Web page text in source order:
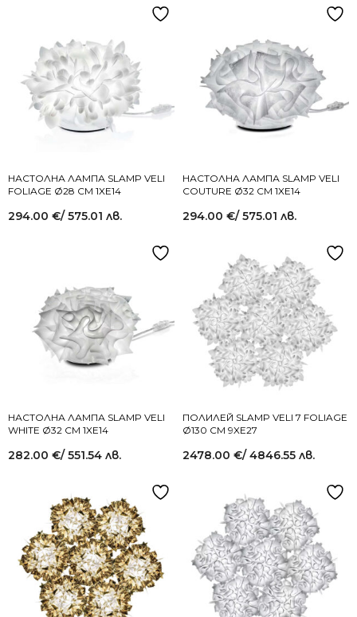
НАСТОЛНА ЛАМПА SLAMP VELI
FOLIAGE Ø28 СМ 1XE14
294.00 €/ 575.01 лв.
НАСТОЛНА ЛАМПА SLAMP VELI
COUTURE Ø32 СМ 1XE14
294.00 €/ 575.01 лв.
НАСТОЛНА ЛАМПА SLAMP VELI
WHITE Ø32 СМ 1XE14
282.00 €/ 551.54 лв.
ПОЛИЛЕЙ SLAMP VELI 7 FOLIAGE
Ø130 СМ 9XE27
2478.00 €/ 4846.55 лв.